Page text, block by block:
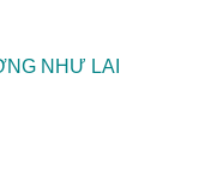
NHƯ LAI